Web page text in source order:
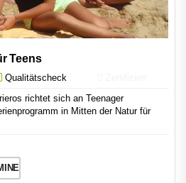
Teens
Qualitätscheck
richtet sich an Teenager
in Mitten der Natur für